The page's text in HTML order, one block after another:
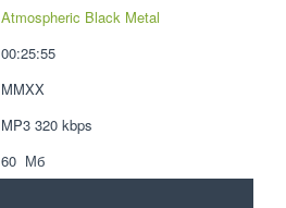
Atmospheric Black Metal
00:25:55
MMXX
MP3 320 kbps
60  Мб